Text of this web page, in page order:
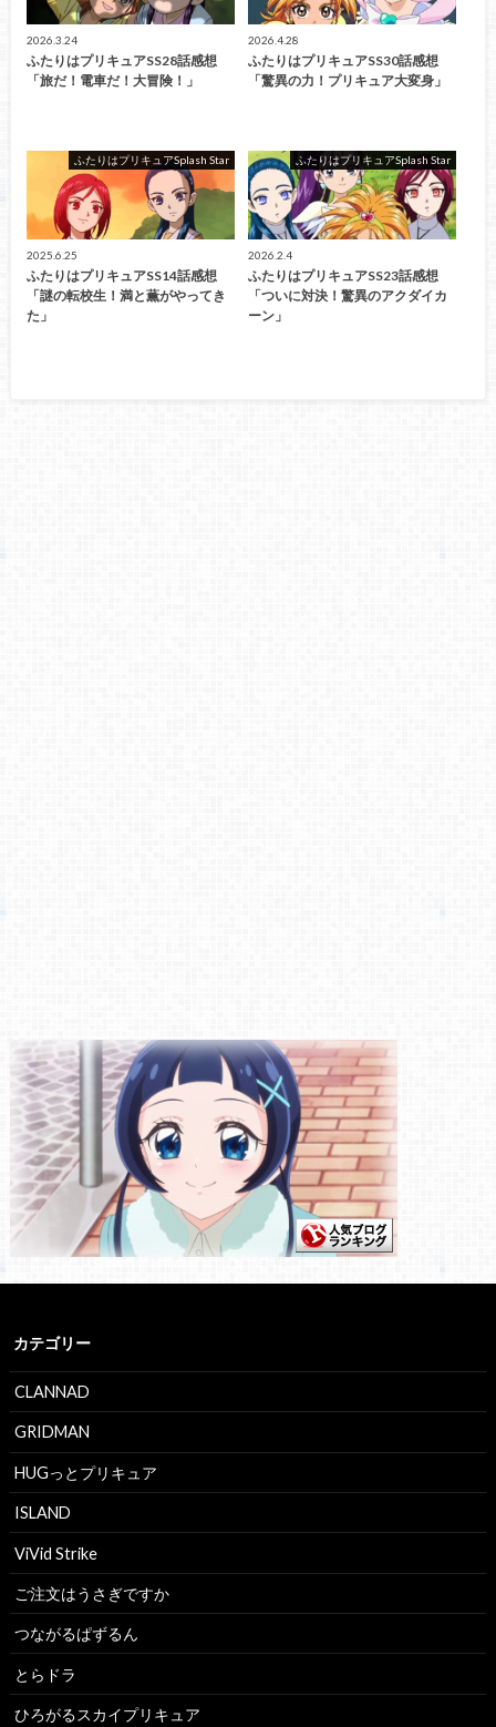
2026.3.24
ふたりはプリキュアSS28話感想
「旅だ！電車だ！大冒険！」
2026.4.28
ふたりはプリキュアSS30話感想
「驚異の力！プリキュア大変身」
ふたりはプリキュアSplash Star
2025.6.25
ふたりはプリキュアSS14話感想
「謎の転校生！満と薫がやってき
た」
ふたりはプリキュアSplash Star
2026.2.4
ふたりはプリキュアSS23話感想
「ついに対決！驚異のアクダイカ
ーン」
カテゴリー
CLANNAD
GRIDMAN
HUGっとプリキュア
ISLAND
ViVid Strike
ご注文はうさぎですか
つながるぱずるん
とらドラ
ひろがるスカイプリキュア